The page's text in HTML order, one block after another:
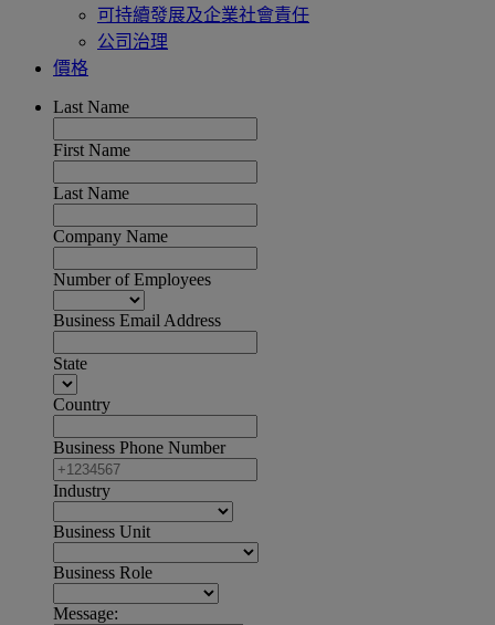
可持續發展及企業社會責任
公司治理
價格
Last Name
First Name
Last Name
Company Name
Number of Employees
Business Email Address
State
Country
Business Phone Number
Industry
Business Unit
Business Role
Message: